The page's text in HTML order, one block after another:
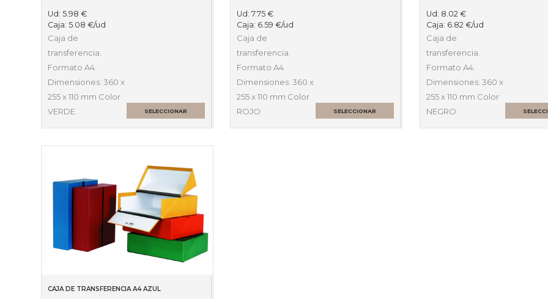
Ud:5.98€
Caja:5.08€/ud
Caja de
transferencia.
Formato A4.
Dimensiones: 360 x
255 x 110 mm Color
VERDE
SELECCIONAR
Ud:7.75€
Caja: 6.59€/ud
Caja de
transferencia.
Formato A4.
Dimensiones: 360 x
255 x 110 mm Color
ROJO
SELECCIONAR
Ud: 8.02 €
Caja: 6.82 €/ud
Caja de
transferencia.
Formato A4.
Dimensiones: 360 x
255 x 110 mm Color
NEGRO
CAJA DE TRANSFERENCIA A4 AZUL